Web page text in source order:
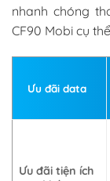
nhanh chóng
CF90 Mobi cụ
Ưu đãi data
Ưu đãi tiện ích